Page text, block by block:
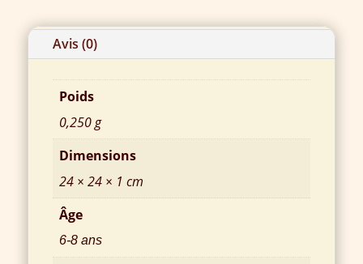
Avis (0)
Poids
0,250 g
Dimensions
24 × 24 × 1 cm
Âge
6-8 ans